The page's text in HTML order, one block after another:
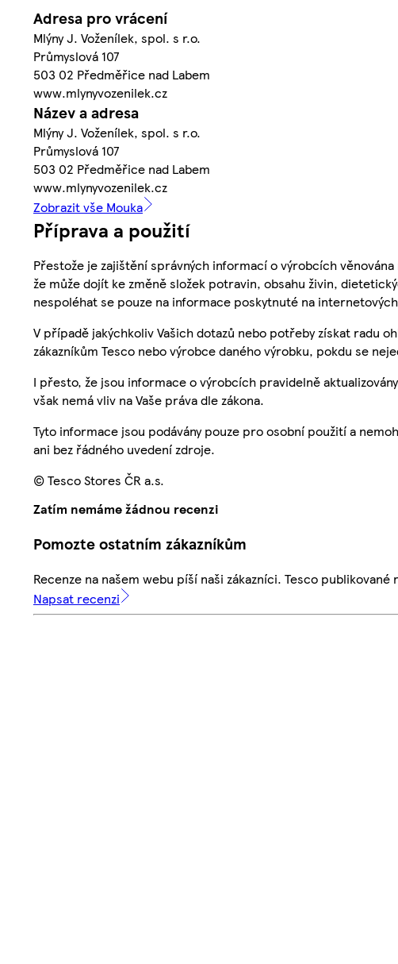
Adresa pro vrácení
Mlýny J. Voženílek, spol. s r.o.
Průmyslová 107
503 02 Předměřice nad Labem
www.mlynyvozenilek.cz
Název a adresa
Mlýny J. Voženílek, spol. s r.o.
Průmyslová 107
503 02 Předměřice nad Labem
www.mlynyvozenilek.cz
Zobrazit vše Mouka
Příprava a použití
Přestože je zajištění správných informací o výrobcích
že může dojít ke změně složek potravin, obsahu živin,
nespoléhat se pouze na informace poskytnuté na
V případě jakýchkoliv Vašich dotazů nebo potřeby získat radu
zákazníkům Tesco nebo výrobce daného výrobku, pokdu se
I přesto, že jsou informace o výrobcích pravidelně
však nemá vliv na Vaše práva dle zákona.
Tyto informace jsou podávány pouze pro osobní použití a
ani bez řádného uvedení zdroje.
© Tesco Stores ČR a.s.
Zatím nemáme žádnou recenzi
Pomozte ostatním zákazníkům
Recenze na našem webu píší naši zákazníci. Tesco
Napsat recenzi